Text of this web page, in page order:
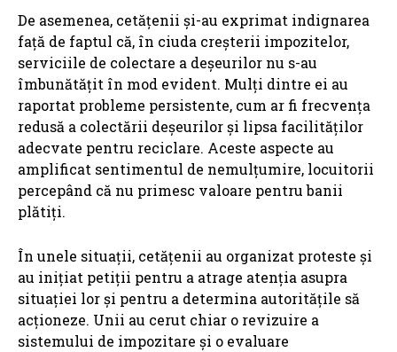
De asemenea, cetățenii și-au exprimat indignarea
față de faptul că, în ciuda creșterii impozitelor,
serviciile de colectare a deșeurilor nu s-au
îmbunătățit în mod evident. Mulți dintre ei au
raportat probleme persistente, cum ar fi frecvența
redusă a colectării deșeurilor și lipsa facilităților
adecvate pentru reciclare. Aceste aspecte au
amplificat sentimentul de nemulțumire, locuitorii
percepând că nu primesc valoare pentru banii
plătiți.
În unele situații, cetățenii au organizat proteste și
au inițiat petiții pentru a atrage atenția asupra
situației lor și pentru a determina autoritățile să
acționeze. Unii au cerut chiar o revizuire a
sistemului de impozitare și o evaluare